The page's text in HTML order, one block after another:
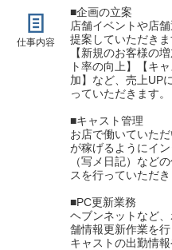
仕事内容
■企画の立案
店舗イベントや店
提案していただきま
【新規のお客様の
ト率の向上】【キ
加】など、売上UP
っていただきます。
■キャスト管理
お店で働いていた
が稼げるようにイ
（写メ日記）など
スを行っていただき
■PC更新業務
ヘブンネットなど
舗情報更新作業を行
キャストの出勤情